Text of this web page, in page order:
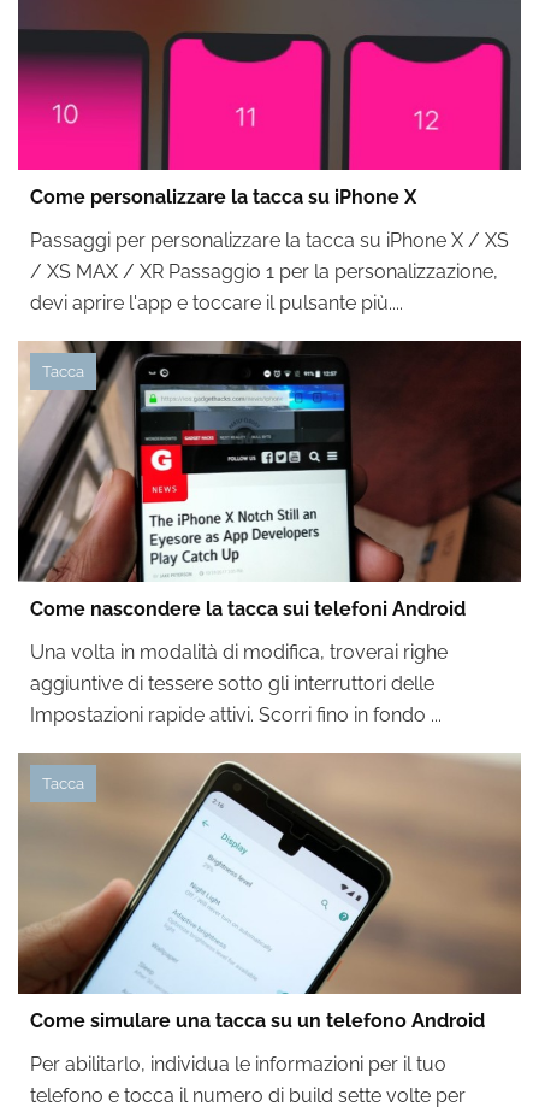
Come personalizzare la tacca su iPhone X
Passaggi per personalizzare la tacca su iPhone X / XS
/ XS MAX / XR Passaggio 1 per la personalizzazione,
devi aprire l'app e toccare il pulsante più....
Tacca
Come nascondere la tacca sui telefoni Android
Una volta in modalità di modifica, troverai righe
aggiuntive di tessere sotto gli interruttori delle
Impostazioni rapide attivi. Scorri fino in fondo ...
Tacca
Come simulare una tacca su un telefono Android
Per abilitarlo, individua le informazioni per il tuo
telefono e tocca il numero di build sette volte per